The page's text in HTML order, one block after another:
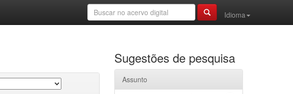
Idioma
Sugestões de pesquisa
Assunto